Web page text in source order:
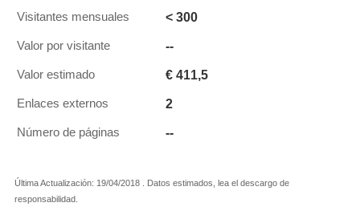
Visitantes mensuales < 300
Valor por visitante --
Valor estimado € 411,5
Enlaces externos 2
Número de páginas --
Última Actualización: 19/04/2018 . Datos estimados, lea el descargo de
responsabilidad.